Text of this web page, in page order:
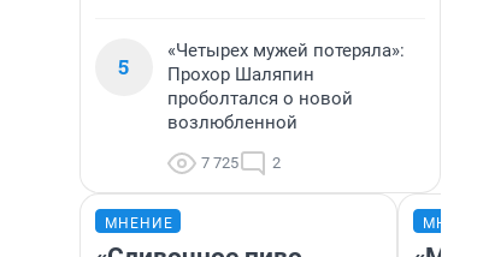
5
«Четырех мужей потеряла»:
Прохор Шаляпин
проболтался о новой
возлюбленной
7 725 2
МНЕНИЕ